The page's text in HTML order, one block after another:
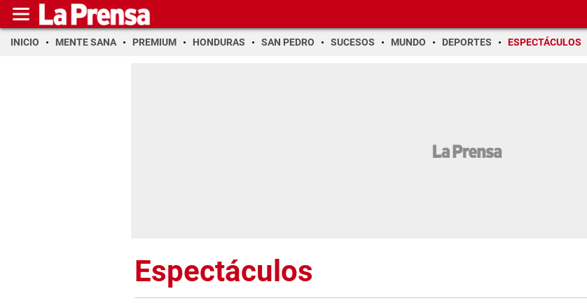
INICIO MENTE SANA PREMIUM HONDURAS SAN PEDRO SUCESOS MUNDO DEPORTES ESPECTÁCULOS
Espectáculos